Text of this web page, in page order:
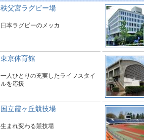
秩父宮ラグビー場
日本ラグビーのメッカ
東京体育館
一人ひとりの充実したライフスタイ
ルを応援
国立霞ヶ丘競技場
生まれ変わる競技場